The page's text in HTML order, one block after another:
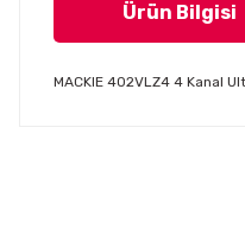
Ürün Bilgisi
MACKIE 402VLZ4 4 Kanal